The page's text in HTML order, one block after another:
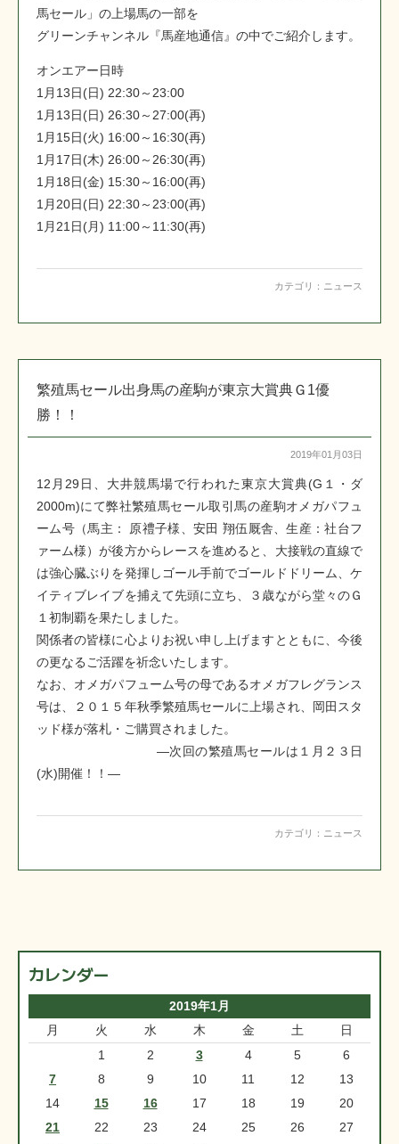
馬セール」の上場馬の一部を
グリーンチャンネル『馬産地通信』の中でご紹介します。
オンエアー日時
1月13日(日) 22:30～23:00
1月13日(日) 26:30～27:00(再)
1月15日(火) 16:00～16:30(再)
1月17日(木) 26:00～26:30(再)
1月18日(金) 15:30～16:00(再)
1月20日(日) 22:30～23:00(再)
1月21日(月) 11:00～11:30(再)
カテゴリ： ニュース
繁殖馬セール出身馬の産駒が東京大賞典Ｇ1優
勝！！
2019年01月03日
12月29日、大井競馬場で行われた東京大賞典(G１・ダ
2000m)にて弊社繁殖馬セール取引馬の産駒オメガパフュ
ーム号（馬主： 原禮子様、安田 翔伍厩舎、生産：社台フ
ァーム様）が後方からレースを進めると、大接戦の直線で
は強心臓ぶりを発揮しゴール手前でゴールドドリーム、ケ
イティブレイブを捕えて先頭に立ち、３歳ながら堂々のＧ
１初制覇を果たしました。
関係者の皆様に心よりお祝い申し上げますとともに、今後
の更なるご活躍を祈念いたします。
なお、オメガパフューム号の母であるオメガフレグランス
号は、２０１５年秋季繁殖馬セールに上場され、岡田スタ
ッド様が落札・ご購買されました。
―次回の繁殖馬セールは１月２３日
(水)開催！！―
カテゴリ： ニュース
カレンダー
2019年1月
月
火 水 木 金 土 日
1 2 3 4 5
6
7
8 9 10 11 12
13
14
15 16 17 18 19
20
21
22 23 24 25 26
27